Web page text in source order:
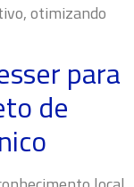
otimizando
para
de